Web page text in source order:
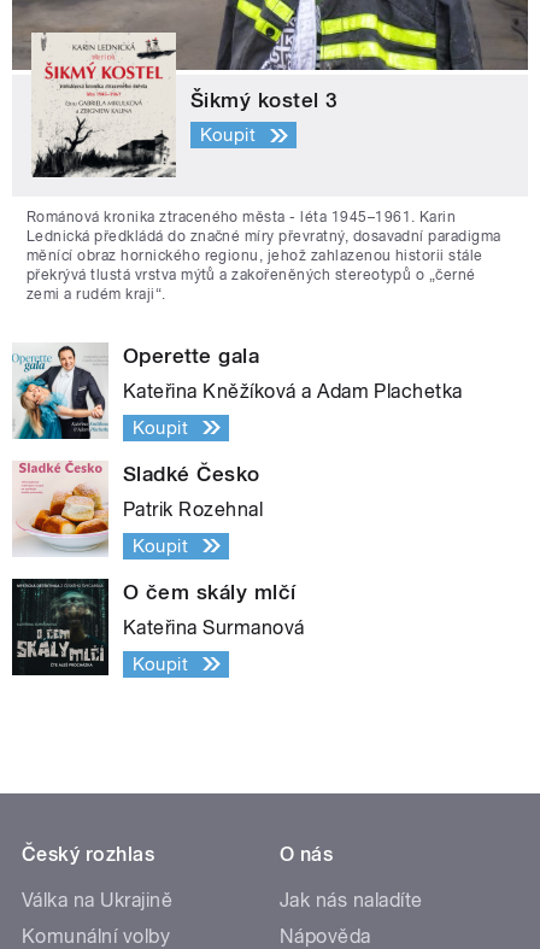
Šikmý kostel 3
Koupit
Románová kronika ztraceného města - léta 1945–1961. Karin
Lednická předkládá do značné míry převratný, dosavadní paradigma
měnící obraz hornického regionu, jehož zahlazenou historii stále
překrývá tlustá vrstva mýtů a zakořeněných stereotypů o „černé
zemi a rudém kraji“.
Operette gala
Kateřina Kněžíková a Adam Plachetka
Koupit
Sladké Česko
Patrik Rozehnal
Koupit
O čem skály mlčí
Kateřina Surmanová
Koupit
Český rozhlas
Válka na Ukrajině
Komunální volby
O nás
Jak nás naladíte
Nápověda